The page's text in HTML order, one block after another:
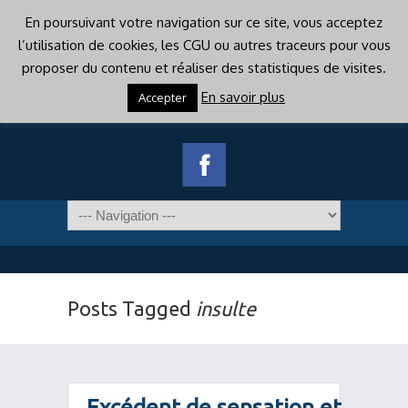
Posts Tagged insulte
En poursuivant votre navigation sur ce site, vous acceptez
l’utilisation de cookies, les CGU ou autres traceurs pour vous
proposer du contenu et réaliser des statistiques de visites.
Accepter En savoir plus